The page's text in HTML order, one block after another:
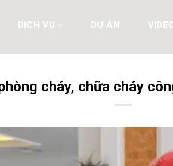
DỊCH VỤ DỰ ÁN
cháy, chữa cháy